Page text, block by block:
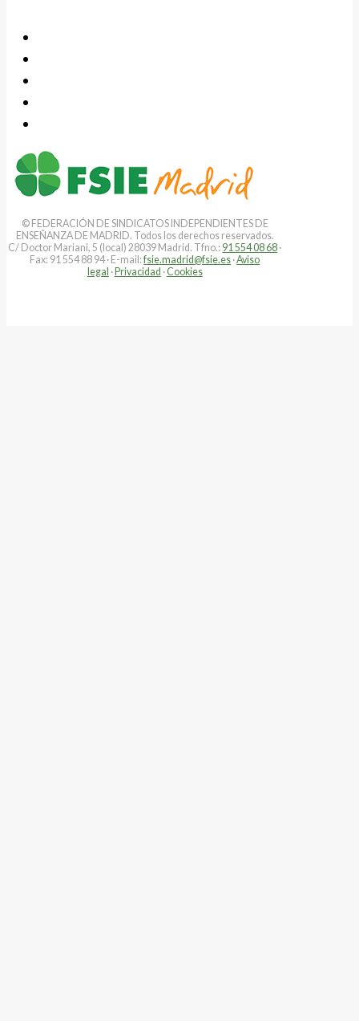
© FEDERACIÓN DE SINDICATOS INDEPENDIENTES DE
ENSEÑANZA DE MADRID. Todos los derechos reservados.
C/ Doctor Mariani, 5 (local) 28039 Madrid. Tfno.: 91 554 08 68 ·
Fax: 91 554 88 94 · E-mail:fsie.madrid@fsie.es ·Aviso
legal ·Privacidad · Cookies